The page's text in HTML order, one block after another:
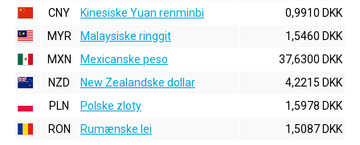
CNY
Kinesiske Yuan renminbi
0,9910 DKK
MYR
Malaysiske ringgit
1,5460 DKK
MXN
Mexicanske peso
37,6300 DKK
NZD
New Zealandske dollar
4,2215 DKK
PLN
Polske zloty
1,5978 DKK
RON
Rumænske lei
1,5087 DKK